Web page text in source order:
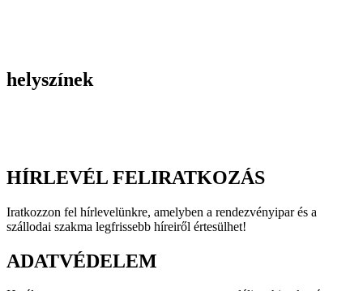
helyszínek
HÍRLEVÉL FELIRATKOZÁS
Iratkozzon fel hírlevelünkre, amelyben a rendezvényipar és a
szállodai szakma legfrissebb híreiről értesülhet!
ADATVÉDELEM